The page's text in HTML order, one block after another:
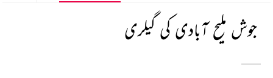
جوش ملیح آبادی کی گیلری